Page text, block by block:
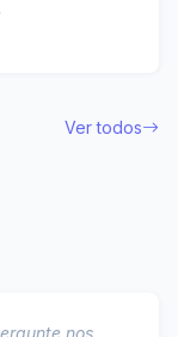
Ver todos
nos